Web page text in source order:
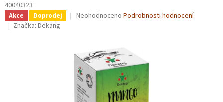
40040323
Akce Doprodej
Průměrné
0,0
5
hvězdiček.
Neohodnoceno Podrobnosti hodnocení
Značka: Dekang